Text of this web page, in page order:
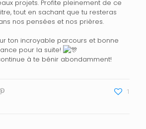
projets. Profite pleinement de ce
tout en sachant que tu resteras
nos pensées et nos prières.
ton incroyable parcours et bonne
pour la suite!
à te bénir abondamment!
1